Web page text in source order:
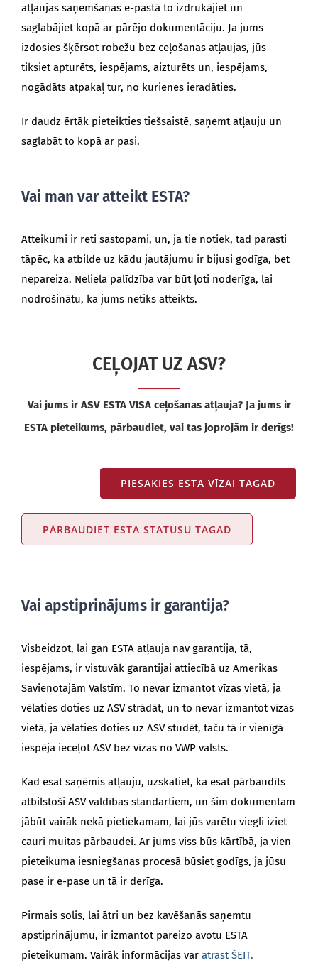
atļaujas saņemšanas e-pastā to izdrukājiet un
saglabājiet kopā ar pārējo dokumentāciju. Ja jums
izdosies šķērsot robežu bez ceļošanas atļaujas, jūs
tiksiet apturēts, iespējams, aizturēts un, iespējams,
nogādāts atpakaļ tur, no kurienes ieradāties.
Ir daudz ērtāk pieteikties tiešsaistē, saņemt atļauju un
saglabāt to kopā ar pasi.
Vai man var atteikt ESTA?
Atteikumi ir reti sastopami, un, ja tie notiek, tad parasti
tāpēc, ka atbilde uz kādu jautājumu ir bijusi godīga, bet
nepareiza. Neliela palīdzība var būt ļoti noderīga, lai
nodrošinātu, ka jums netiks atteikts.
CEĻOJAT UZ ASV?
Vai jums ir ASV ESTA VISA ceļošanas atļauja? Ja jums ir
ESTA pieteikums, pārbaudiet, vai tas joprojām ir derīgs!
PIESAKIES ESTA VĪZAI TAGAD
PĀRBAUDIET ESTA STATUSU TAGAD
Vai apstiprinājums ir garantija?
Visbeidzot, lai gan ESTA atļauja nav garantija, tā,
iespējams, ir vistuvāk garantijai attiecībā uz Amerikas
Savienotajām Valstīm. To nevar izmantot vīzas vietā, ja
vēlaties doties uz ASV strādāt, un to nevar izmantot vīzas
vietā, ja vēlaties doties uz ASV studēt, taču tā ir vienīgā
iespēja ieceļot ASV bez vīzas no VWP valsts.
Kad esat saņēmis atļauju, uzskatiet, ka esat pārbaudīts
atbilstoši ASV valdības standartiem, un šim dokumentam
jābūt vairāk nekā pietiekamam, lai jūs varētu viegli iziet
cauri muitas pārbaudei. Ar jums viss būs kārtībā, ja vien
pieteikuma iesniegšanas procesā būsiet godīgs, ja jūsu
pase ir e-pase un tā ir derīga.
Pirmais solis, lai ātri un bez kavēšanās saņemtu
apstiprinājumu, ir izmantot pareizo avotu ESTA
pieteikumam. Vairāk informācijas var atrast ŠEIT.